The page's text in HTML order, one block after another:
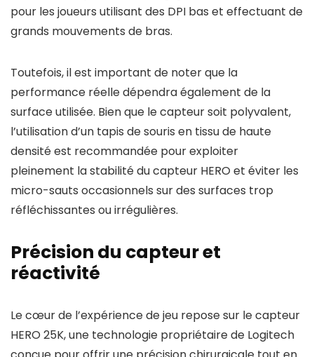
pour les joueurs utilisant des DPI bas et effectuant de
grands mouvements de bras.
Toutefois, il est important de noter que la
performance réelle dépendra également de la
surface utilisée. Bien que le capteur soit polyvalent,
l’utilisation d’un tapis de souris en tissu de haute
densité est recommandée pour exploiter
pleinement la stabilité du capteur HERO et éviter les
micro-sauts occasionnels sur des surfaces trop
réfléchissantes ou irrégulières.
Précision du capteur et
réactivité
Le cœur de l’expérience de jeu repose sur le capteur
HERO 25K, une technologie propriétaire de Logitech